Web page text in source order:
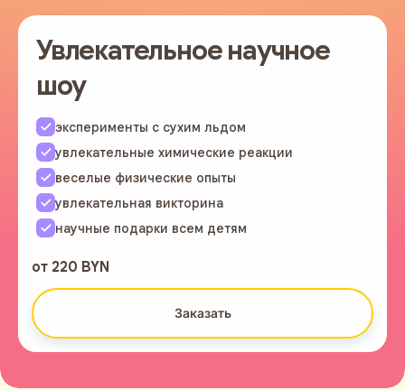
Увлекательное научное
шоу
эксперименты с сухим льдом
увлекательные химические реакции
веселые физические опыты
увлекательная викторина
научные подарки всем детям
от 220 BYN
Заказать